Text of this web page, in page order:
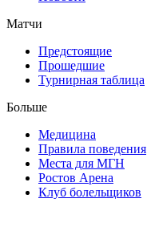
Матчи
Предстоящие
Прошедшие
Турнирная таблица
Больше
Медицина
Правила поведения
Места для МГН
Ростов Арена
Клуб болельщиков